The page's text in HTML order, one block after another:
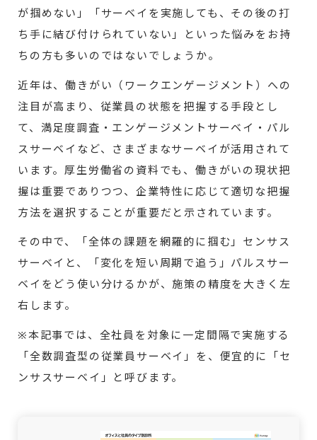
が掴めない」「サーベイを実施しても、その後の打
ち手に結び付けられていない」といった悩みをお持
ちの方も多いのではないでしょうか。
近年は、働きがい（ワークエンゲージメント）への
注目が高まり、従業員の状態を把握する手段とし
て、満足度調査・エンゲージメントサーベイ・パル
スサーベイなど、さまざまなサーベイが活用されて
います。厚生労働省の資料でも、働きがいの現状把
握は重要でありつつ、企業特性に応じて適切な把握
方法を選択することが重要だと示されています。
その中で、「全体の課題を網羅的に掴む」センサス
サーベイと、「変化を短い周期で追う」パルスサー
ベイをどう使い分けるかが、施策の精度を大きく左
右します。
※本記事では、全社員を対象に一定間隔で実施する
「全数調査型の従業員サーベイ」を、便宜的に「セ
ンサスサーベイ」と呼びます。